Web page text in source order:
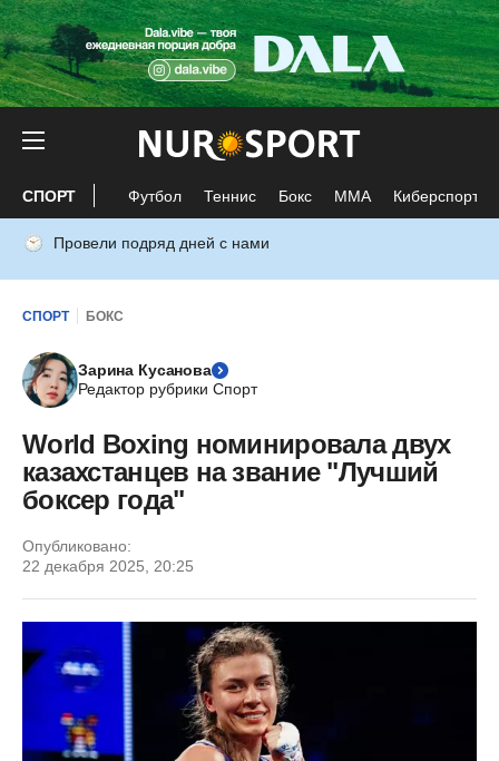
СПОРТ Футбол Теннис Бокс ММА Киберспорт
Провели подряд дней с нами
СПОРТ БОКС
Зарина Кусанова
Редактор рубрики Спорт
World Boxing номинировала двух
казахстанцев на звание "Лучший
боксер года"
Опубликовано:
22 декабря 2025, 20:25